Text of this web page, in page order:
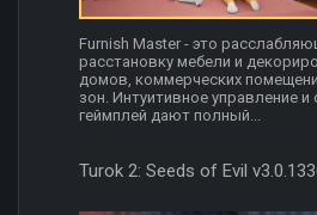
Furnish Master - это
расстановку мебели и
домов, коммерческих
зон. Интуитивное управление и
геймплей дают полный...
Turok 2: Seeds of Evil